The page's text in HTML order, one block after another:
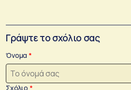
Γράψτε το σχόλιο σας
Όνομα
Σχόλιο